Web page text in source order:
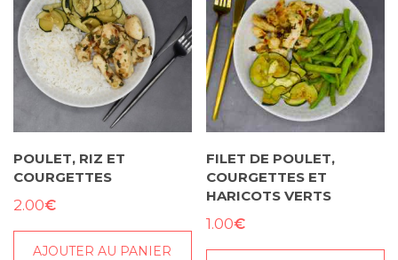
POULET, RIZ ET
COURGETTES
2.00€
AJOUTER AU PANIER
FILET DE POULET,
COURGETTES ET
HARICOTS VERTS
1.00€